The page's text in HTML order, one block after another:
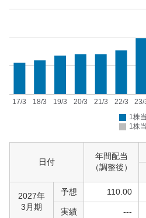
日付
年間配当
（調整後）
2027年
3月期
予想 110.00
実績 ---